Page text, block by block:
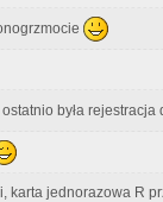
była
karta jednorazowa R